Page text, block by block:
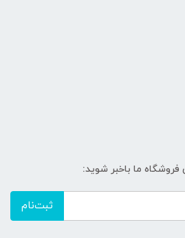
ما باخبر شوید:
ثبت‌نام